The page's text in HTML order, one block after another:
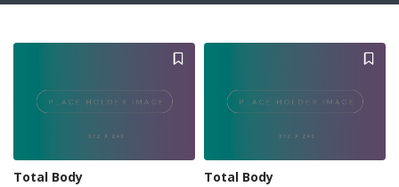
Total Body Total Body